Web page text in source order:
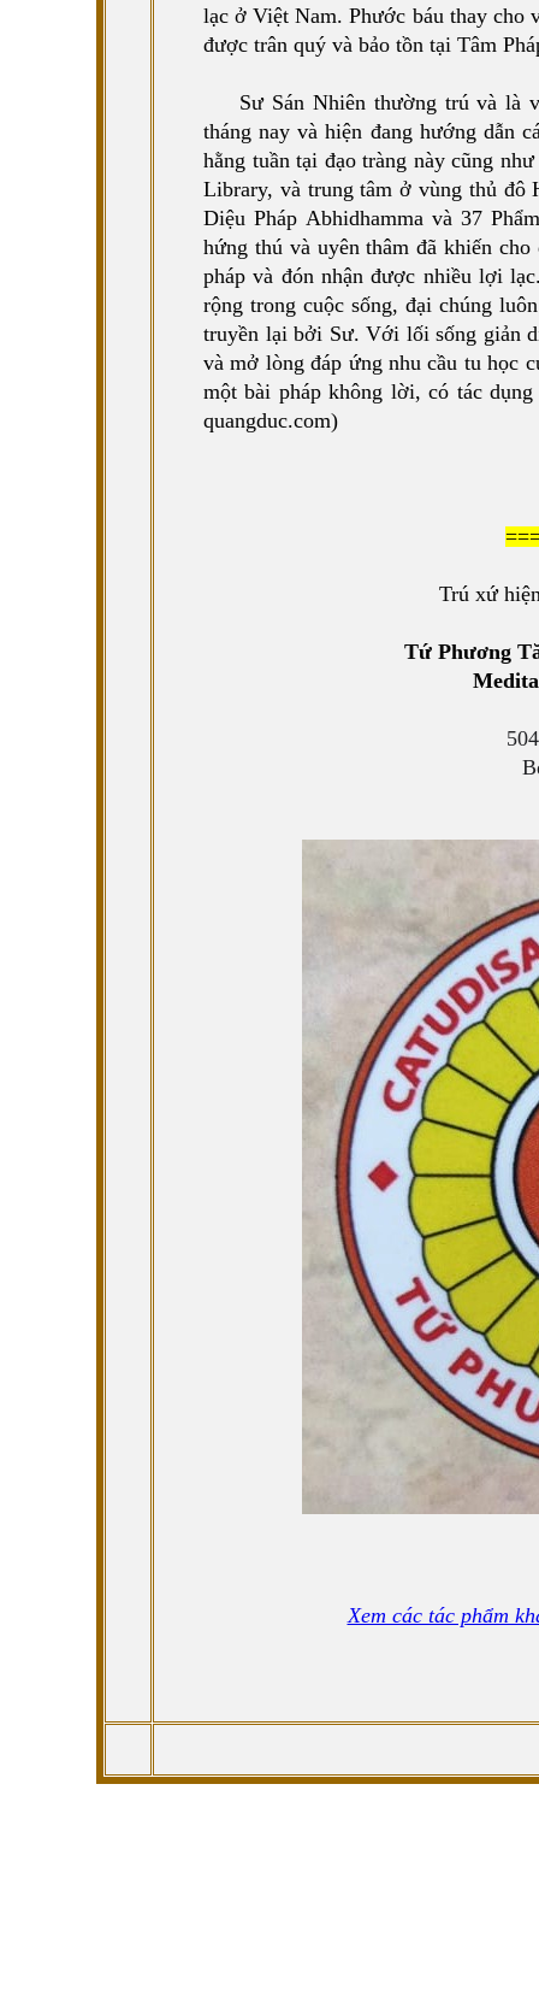
lạc ở Việt Nam. Phước báu thay
được trân quý và bảo tồn tại Tâm
Sư Sán Nhiên thường trú và là
tháng nay và hiện đang hướng dẫn
hằng tuần tại đạo tràng này cũng
Library, và trung tâm ở vùng thủ đô
Diệu Pháp Abhidhamma và 37
hứng thú và uyên thâm đã khiến
pháp và đón nhận được nhiều lợi
rộng trong cuộc sống, đại chúng
truyền lại bởi Sư. Với lối sống giản
và mở lòng đáp ứng nhu cầu tu học
một bài pháp không lời, có tác
quangduc.com)
Trú xứ
Tứ Phương
Xem các tác phẩm